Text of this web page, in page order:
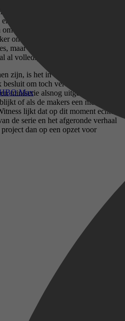
Max
bevestiging dat er wordt
van The Witness. Netflix heeft
ook de makers hebben niet
het verhaal verder uit te breiden.
omgaat met limited series: eerst
maar in veel gevallen blijft het bij
al volledig verteld is.
zijn, is het in theorie nooit
om toch verder te gaan. In
miniserie alsnog uitgebreid als de
of als de makers een nieuwe
lijkt dat op dit moment echter
de serie en het afgeronde verhaal
dan op een opzet voor